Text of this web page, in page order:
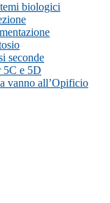
biologici
seconde
5C e 5D
vanno all’Opificio